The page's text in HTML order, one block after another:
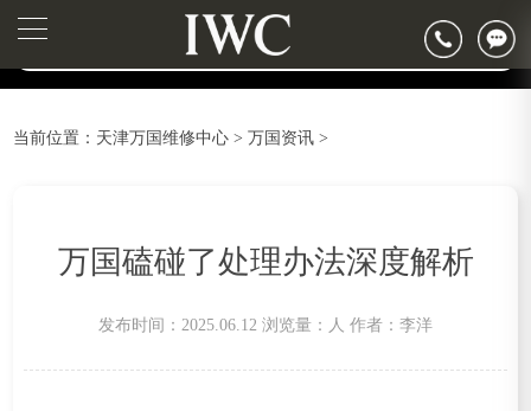
▲
▼
2026年6月万国天津市售后服务网络优化升级公告
2026年6月天津市万国官方售后客户服务热线：400-992-7093
2026年6月万国售后服务中心最新网点地址：
当前位置： 天津万国维修中心 >万国资讯 >
万国磕碰了处理办法深度解析
发布时间：2025.06.12 浏览量： 人 作者：李洋